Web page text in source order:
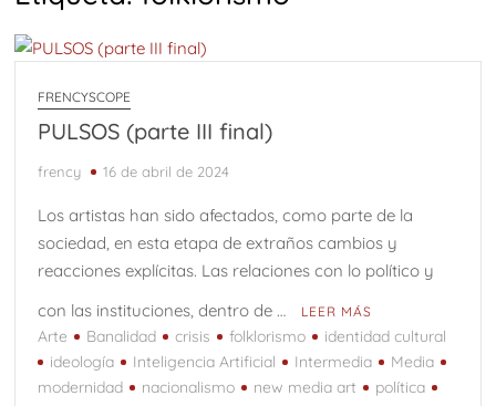
Carta de presentación
TRANCES I
Diputada Daylín García adquiere inmueble con casi un
millón de pesos en efectivo
SWALTY 4.0
Comentarios sobre el arte de Elías Henoc Permut y el
contexto cubano
Vedados (Parte 3)
Adiós a Ricardo Vinós
WILFREDO PRIETO Y EL ROBO A MANO ARMADA
SWALTY 1.0
FRENCYSCOPE
PULSOS (parte III final)
frency 16 de abril de 2024
Los artistas han sido afectados, como parte de la
sociedad, en esta etapa de extraños cambios y
reacciones explícitas. Las relaciones con lo político y
con las instituciones, dentro de …
LEER MÁS
Arte Banalidad crisis folklorismo
identidad cultural
ideología
Inteligencia Artificial Intermedia
Media
modernidad
nacionalismo new media art
política